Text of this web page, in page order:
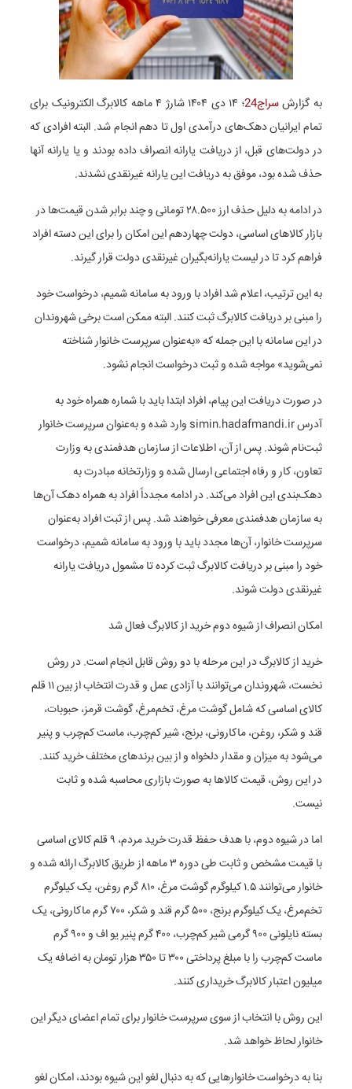
به گزارشسراج24
؛ ۱۴ دی ۱۴۰۴ شارژ ۴ ماهه کالابرگ الکترونیک برای
تمام ایرانیان دهک‌های درآمدی اول تا دهم انجام شد. البته افرادی که
در دولت‌های قبل، از دریافت یارانه انصراف داده بودند و یا یارانه آنها
حذف شده بود، موفق به دریافت این یارانه غیرنقدی نشدند.
در ادامه به دلیل حذف ارز ۲۸.۵۰۰ تومانی و چند برابر شدن قیمت‌ها در
بازار کالاهای اساسی، دولت چهاردهم این امکان را برای این دسته افراد
فراهم کرد تا در لیست یارانه‌بگیران غیرنقدی دولت قرار گیرند.
به این ترتیب، اعلام شد افراد با ورود به سامانه شمیم، درخواست خود
را مبنی بر دریافت کالابرگ ثبت کنند. البته ممکن است برخی شهروندان
در این سامانه با این جمله که «به‌عنوان سرپرست خانوار شناخته
نمی‌شوید» مواجه شده و ثبت درخواست انجام نشود.
در صورت دریافت این پیام، افراد ابتدا باید با شماره همراه خود به
آدرس simin.hadafmandi.ir وارد شده و به‌عنوان سرپرست خانوار
ثبت‌نام شوند. پس از آن، اطلاعات از سازمان هدفمندی به وزارت
تعاون، کار و رفاه اجتماعی ارسال شده و وزارتخانه مبادرت به
دهک‌بندی این افراد می‌کند. در ادامه مجدداً افراد به همراه دهک آن‌ها
به سازمان هدفمندی معرفی خواهند شد. پس از ثبت افراد به‌عنوان
سرپرست خانوار، آن‌ها مجدد باید با ورود به سامانه شمیم، درخواست
خود را مبنی بر دریافت کالابرگ ثبت کرده تا مشمول دریافت یارانه
غیرنقدی دولت شوند.
امکان انصراف از شیوه دوم خرید از کالابرگ فعال شد
خرید از کالابرگ در این مرحله با دو روش قابل انجام است. در روش
نخست، شهروندان می‌توانند با آزادی عمل و قدرت انتخاب از بین ۱۱ قلم
کالای اساسی که شامل گوشت مرغ، تخم‌مرغ، گوشت قرمز، حبوبات،
قند و شکر، روغن، ماکارونی، برنج، شیر کم‌چرب، ماست کم‌چرب و پنیر
می‌شود به میزان و مقدار دلخواه و از بین برندهای مختلف خرید کنند.
در این روش، قیمت کالاها به صورت بازاری محاسبه شده و ثابت
نیست.
اما در شیوه دوم، با هدف حفظ قدرت خرید مردم، ۹ قلم کالای اساسی
با قیمت مشخص و ثابت طی دوره ۳ ماهه از طریق کالابرگ ارائه شده و
خانوار می‌توانند ۱.۵ کیلوگرم گوشت مرغ، ۸۱۰ گرم روغن، یک کیلوگرم
تخم‌مرغ، یک کیلوگرم برنج، ۵۰۰ گرم قند و شکر، ۷۰۰ گرم ماکارونی، یک
بسته نایلونی ۹۰۰ گرمی شیر کم‌چرب، ۴۰۰ گرم پنیر یو اف و ۹۰۰ گرم
ماست کم‌چرب را با مبلغ پرداختی ۳۰۰ تا ۳۵۰ هزار تومان به اضافه یک
میلیون اعتبار کالابرگ خریداری کنند.
این روش با انتخاب از سوی سرپرست خانوار برای تمام اعضای دیگر این
خانوار لحاظ خواهد شد.
بنا به درخواست خانوارهایی که به دنبال لغو این شیوه بودند، امکان لغو